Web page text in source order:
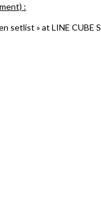
:
setlist » at LINE CUBE